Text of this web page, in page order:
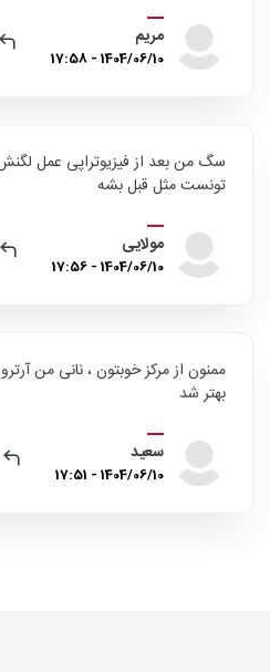
مریم
1404/06/10 - 17:58
سگ من بعد از فیزیوتراپی عمل
تونست مثل قبل بشه
مولایی
1404/06/10 - 17:56
ممنون از مرکز خوبتون ، نانی من
بهتر شد
سعید
1404/06/10 - 17:51